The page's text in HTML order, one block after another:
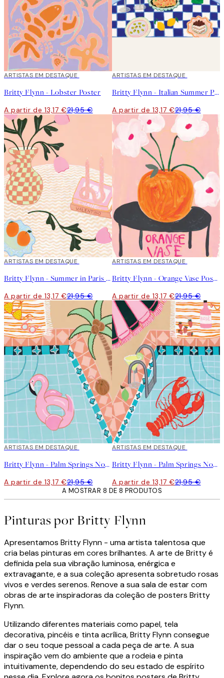
40%*
ARTISTAS EM DESTAQUE
Britty Flynn - Lobster Poster
A partir de 13,17 €21,95 €
40%*
ARTISTAS EM DESTAQUE
Britty Flynn - Italian Summer Poster
A partir de 13,17 €21,95 €
40%*
ARTISTAS EM DESTAQUE
Britty Flynn - Summer in Paris Poster
A partir de 13,17 €21,95 €
40%*
ARTISTAS EM DESTAQUE
Britty Flynn - Orange Vase Poster
A partir de 13,17 €21,95 €
40%*
ARTISTAS EM DESTAQUE
Britty Flynn - Palm Springs No2 Poster
A partir de 13,17 €21,95 €
40%*
ARTISTAS EM DESTAQUE
Britty Flynn - Palm Springs No1 Poster
A partir de 13,17 €21,95 €
A MOSTRAR 8 DE 8 PRODUTOS
Pinturas por Britty Flynn
Apresentamos Britty Flynn - uma artista talentosa que
cria belas pinturas em cores brilhantes. A arte de Britty é
definida pela sua vibração luminosa, enérgica e
extravagante, e a sua coleção apresenta sobretudo rosas
vivos e verdes serenos. Renove a sua sala de estar com
obras de arte inspiradoras da coleção de posters Britty
Flynn.
Utilizando diferentes materiais como papel, tela
decorativa, pincéis e tinta acrílica, Britty Flynn consegue
dar o seu toque pessoal a cada peça de arte. A sua
inspiração vem do ambiente que a rodeia e pinta
intuitivamente, dependendo do seu estado de espírito